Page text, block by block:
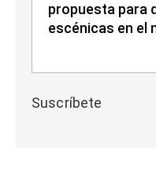
propuesta para
escénicas en el
Suscríbete